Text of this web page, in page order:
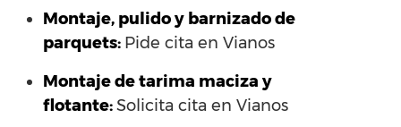
Montaje, pulido y barnizado de
parquets: Pide cita en Vianos
Montaje de tarima maciza y
flotante:Solicita cita en Vianos